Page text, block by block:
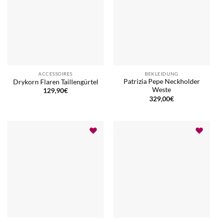
ACCESSOIRES
Drykorn Flaren Taillengürtel
129,90€
BEKLEIDUNG
Patrizia Pepe Neckholder
Weste
329,00€